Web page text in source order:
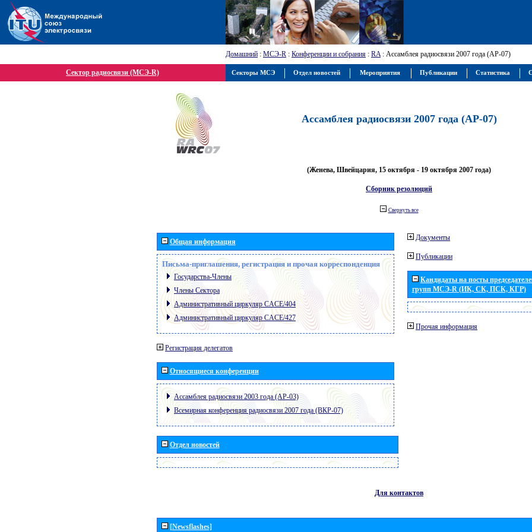
Домашний : МСЭ-R : Конференции и собрания : RA: Ассамблея радиосвязи 2007 года (АР-07)
Сектор радиосвязи (МСЭ-R)
Ассамблея радиосвязи 2007 года (АР-07)
(Женева, Швейцария, 15 октября - 19 октября 2007 года)
Сборник резолюций
Свернуть все
Общая информация
Письма-приглашения, регистрация и прочая корреспонденция
Государства-Члены
Члены Сектора
Административный циркуляр CACE/404
Административный циркуляр CACE/427
Регистрация делегатов
Относящиеся конференции
Ассамблея радиосвязи 2003 года (АР-03)
Всемирная конференция радиосвязи 2007 года (ВКР-07)
Отдел новостей
Документы
Публикации
Кандидаты на посты
групп МСЭ-R (ИК, СК, ПСК, КГР)
Прочая информация
Для контактов
[Newsflashes]
Секторы МСЭ Отдел новостей Мероприятия Публикации Статистика